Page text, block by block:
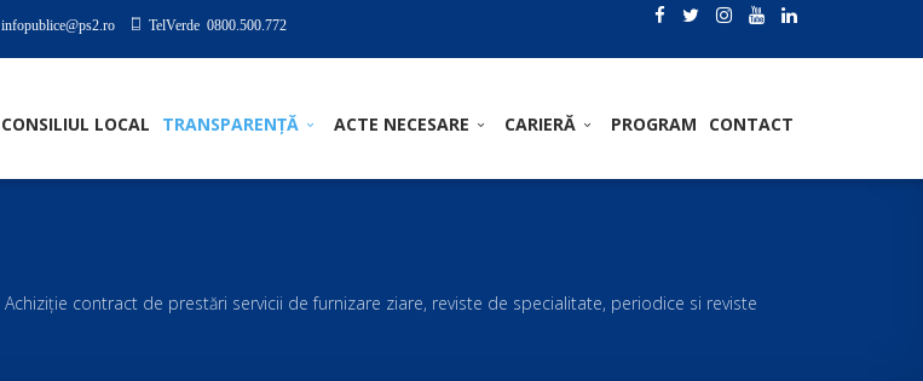
infopublice@ps2.ro TelVerde 0800.500.772
CONSILIUL LOCAL TRANSPARENȚĂ ACTE NECESARE CARIERĂ PROGRAM CONTACT
Achiziţie contract de prestări servicii de furnizare ziare, reviste de specialitate, periodice si reviste